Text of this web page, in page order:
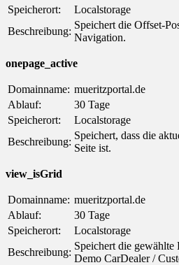
Speicherort:
Localstorage
Beschreibung:
Speichert die Offset-
Navigation.
onepage_active
Domainname: mueritzportal.de
Ablauf:
30 Tage
Speicherort:
Localstorage
Beschreibung:
Speichert, dass die
Seite ist.
view_isGrid
Domainname: mueritzportal.de
Ablauf:
30 Tage
Speicherort:
Localstorage
Beschreibung:
Speichert die
Demo CarDealer /